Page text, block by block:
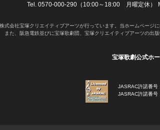
Tel. 0570-000-290（10:00～18:00 月曜定休）
式会社宝塚クリエイティブアーツが行っています。当ホームページ
また、阪急電鉄並びに宝塚歌劇団、宝塚クリエイティブアーツの出
宝塚歌劇公式ホ
JASRAC許諾番
JASRAC許諾番